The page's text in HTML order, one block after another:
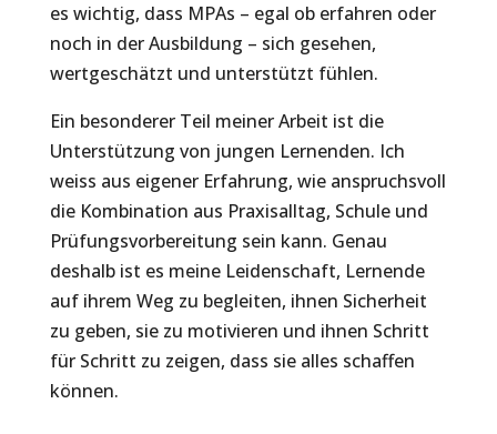
es wichtig, dass MPAs – egal ob erfahren oder
noch in der Ausbildung – sich gesehen,
wertgeschätzt und unterstützt fühlen.
Ein besonderer Teil meiner Arbeit ist die
Unterstützung von jungen Lernenden. Ich
weiss aus eigener Erfahrung, wie anspruchsvoll
die Kombination aus Praxisalltag, Schule und
Prüfungsvorbereitung sein kann. Genau
deshalb ist es meine Leidenschaft, Lernende
auf ihrem Weg zu begleiten, ihnen Sicherheit
zu geben, sie zu motivieren und ihnen Schritt
für Schritt zu zeigen, dass sie alles schaffen
können.